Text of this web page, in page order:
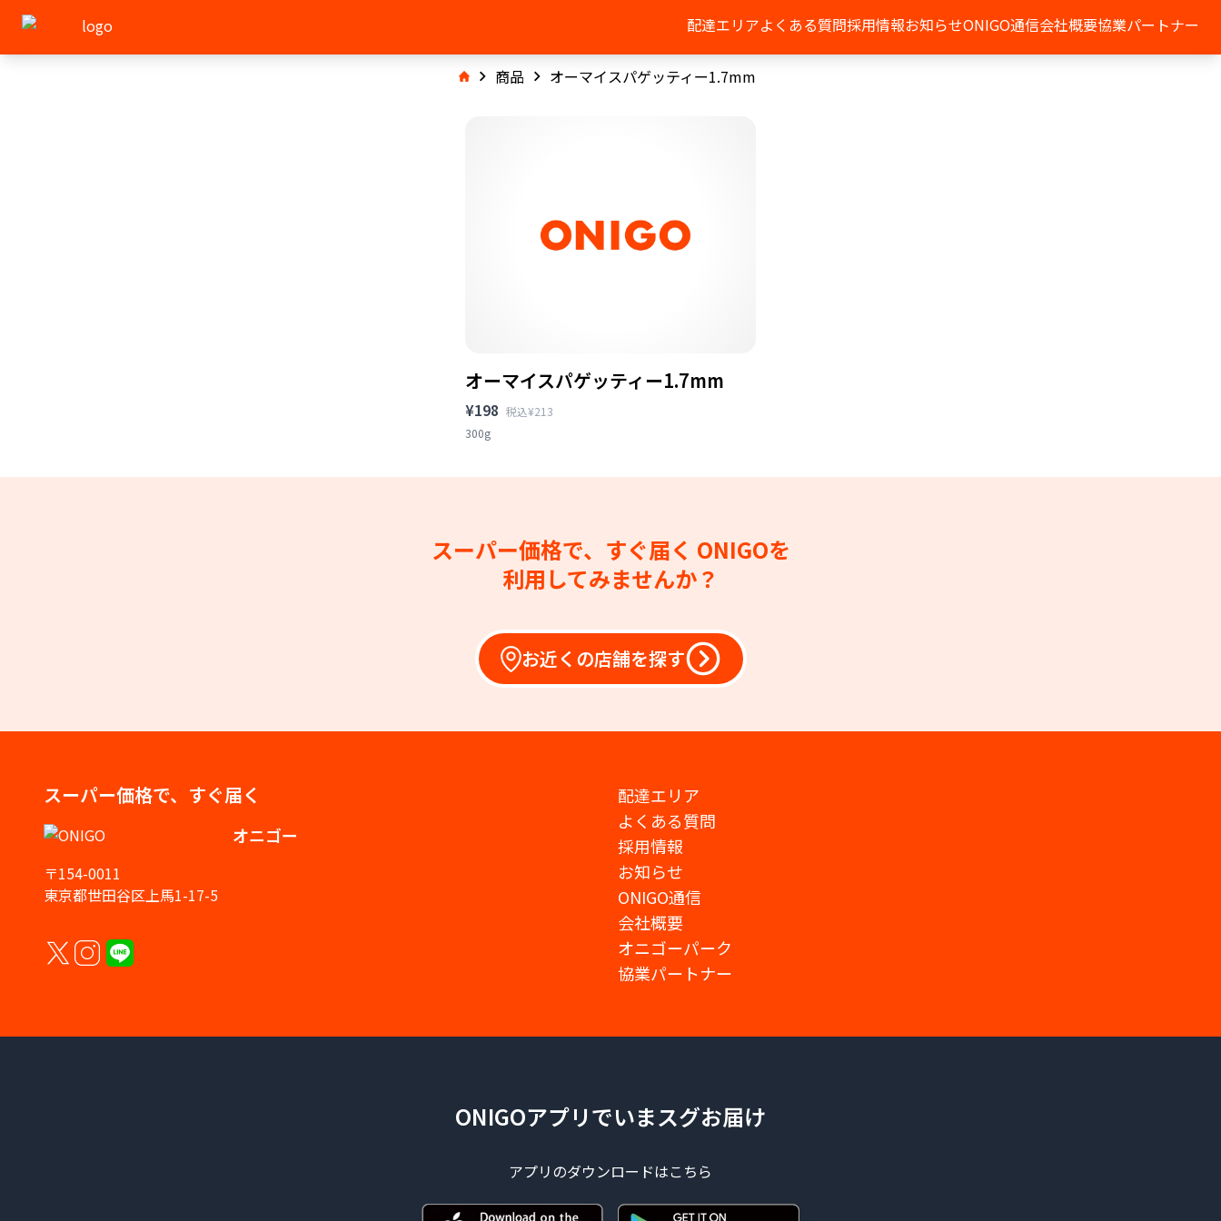
配達エリアよくある質問採用情報お知らせONIGO通信会社概要協業パートナー
商品 オーマイスパゲッティー1.7mm
オーマイスパゲッティー1.7mm
¥198 税込¥213
300g
スーパー価格で、すぐ届く ONIGOを
利用してみませんか？
お近くの店舗を探す
スーパー価格で、すぐ届く
オニゴー
〒154-0011
東京都世田谷区上馬1-17-5
配達エリア
よくある質問
採用情報
お知らせ
ONIGO通信
会社概要
オニゴーパーク
協業パートナー
ONIGOアプリでいまスグお届け
アプリのダウンロードはこちら